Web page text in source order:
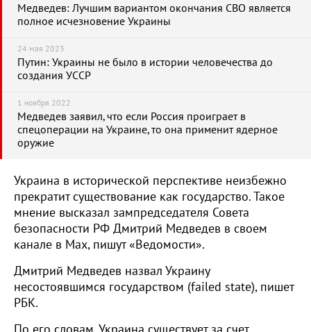
Медведев: Лучшим вариантом окончания СВО является
полное исчезновение Украины
24 мая 2023
Путин: Украины не было в истории человечества до
создания УССР
1 ноября 2022
Медведев заявил, что если Россия проиграет в
спецоперации на Украине, то она применит ядерное
оружие
Украина в исторической перспективе неизбежно
прекратит существование как государство. Такое
мнение высказал зампредседателя Совета
безопасности РФ Дмитрий Медведев в своем
канале в Max, пишут «Ведомости».
Дмитрий Медведев назвал Украину
несостоявшимся государством (failed state), пишет
РБК.